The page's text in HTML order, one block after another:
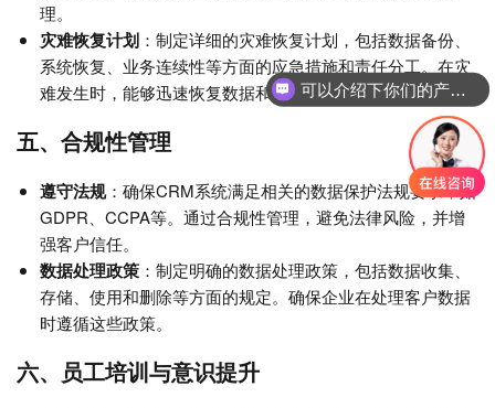
理。
灾难恢复计划 ：制定详细的灾难恢复计划，包括数据备份、
系统恢复、业务连续性等方面的应急措施和责任分工。在灾
难发生时，能够迅速恢复数据和服务，减少损失。
五、合规性管理
遵守法规：确保CRM系统满足相关的数据保护法规要求，如
GDPR、CCPA等。通过合规性管理，避免法律风险，并增
强客户信任。
数据处理政策 ：制定明确的数据处理政策，包括数据收集、
存储、使用和删除等方面的规定。确保企业在处理客户数据
时遵循这些政策。
六、员工培训与意识提升
可以介绍下你们的产品么